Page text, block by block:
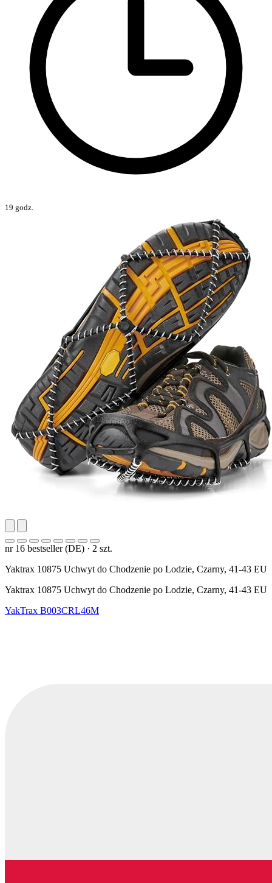
19 godz.
nr 16 bestseller (DE) · 2 szt.
Yaktrax 10875 Uchwyt do Chodzenie po Lodzie, Czarny, 41-43 EU
Yaktrax 10875 Uchwyt do Chodzenie po Lodzie, Czarny, 41-43 EU
YakTrax B003CRL46M